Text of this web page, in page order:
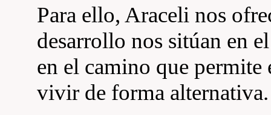
Para ello, Araceli nos
desarrollo nos sitúan en
en el camino que permite
vivir de forma alternativa.